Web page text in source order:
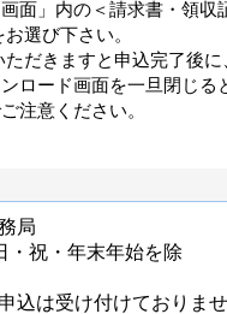
面」内の＜請求書・領収
選び下さい。
ただきますと申込完了後
ロード画面を一旦閉じる
注意ください。
局
祝・年末年始を除
込は受け付けておりま